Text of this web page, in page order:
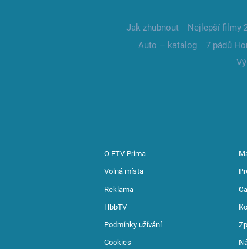
Jak zhubnout Nejlepší filmy
Auto – katalog
7 pádů
O FTV Prima
Volná místa
Reklama
HbbTV
Podmínky užívání
Cookies